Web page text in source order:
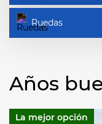
Ruedas
Años
La mejor opción